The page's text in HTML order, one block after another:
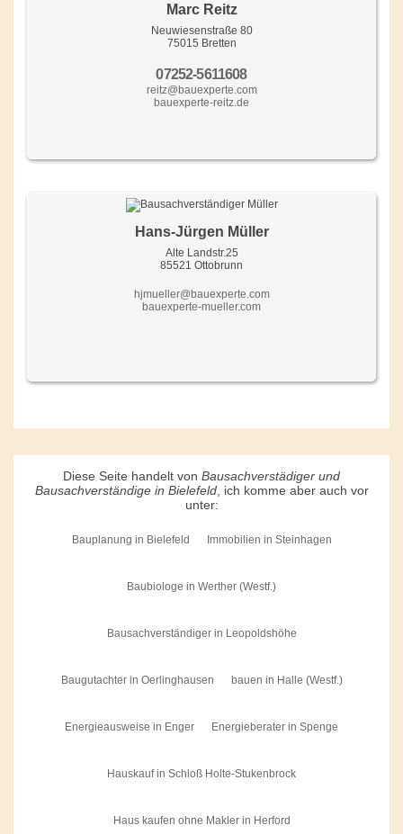
Marc Reitz
Neuwiesenstraße 80
75015 Bretten
07252-5611608
reitz@bauexperte.com
bauexperte-reitz.de
Hans-Jürgen Müller
Alte Landstr.25
85521 Ottobrunn
hjmueller@bauexperte.com
bauexperte-mueller.com
Diese Seite handelt von Bausachverstädiger und
Bausachverständige in Bielefeld, ich komme aber auch vor
unter:
Bauplanung in Bielefeld Immobilien in Steinhagen
Baubiologe in Werther (Westf.)
Bausachverständiger in Leopoldshöhe
Baugutachter in Oerlinghausen bauen in Halle (Westf.)
Energieausweise in Enger Energieberater in Spenge
Hauskauf in Schloß Holte-Stukenbrock
Haus kaufen ohne Makler in Herford